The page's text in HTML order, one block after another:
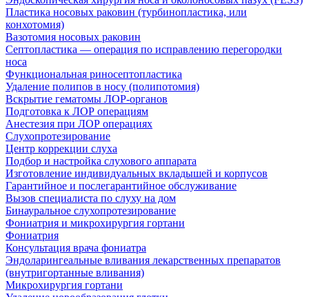
Пластика носовых раковин (турбинопластика, или
конхотомия)
Вазотомия носовых раковин
Септопластика — операция по исправлению перегородки
носа
Функциональная риносептопластика
Удаление полипов в носу (полипотомия)
Вскрытие гематомы ЛОР-органов
Подготовка к ЛОР операциям
Анестезия при ЛОР операциях
Слухопротезирование
Центр коррекции слуха
Подбор и настройка слухового аппарата
Изготовление индивидуальных вкладышей и корпусов
Гарантийное и послегарантийное обслуживание
Вызов специалиста по слуху на дом
Бинауральное слухопротезирование
Фониатрия и микрохирургия гортани
Фониатрия
Консультация врача фониатра
Эндоларингеальные вливания лекарственных препаратов
(внутригортанные вливания)
Микрохирургия гортани